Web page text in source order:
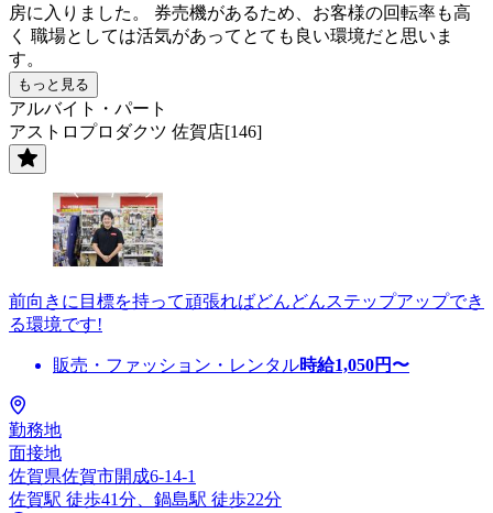
房に入りました。 券売機があるため、お客様の回転率も高
く 職場としては活気があってとても良い環境だと思いま
す。
もっと見る
アルバイト・パート
アストロプロダクツ 佐賀店[146]
前向きに目標を持って頑張ればどんどんステップアップでき
る環境です!
販売・ファッション・レンタル時給1,050円〜
勤務地
面接地
佐賀県佐賀市開成6-14-1
佐賀駅 徒歩41分、鍋島駅 徒歩22分